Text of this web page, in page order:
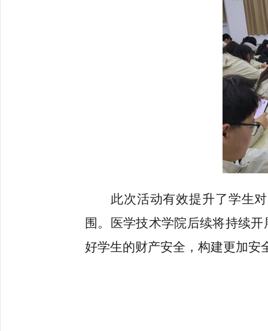
此次活动有效提升了学生
围。医学技术学院后续将持续
好学生的财产安全，构建更加安